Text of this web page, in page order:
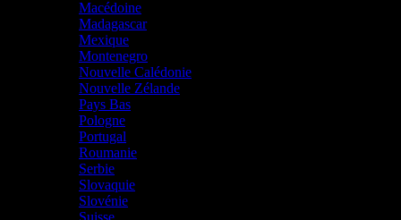
Macédoine
Madagascar
Mexique
Montenegro
Nouvelle Calédonie
Nouvelle Zélande
Pays Bas
Pologne
Portugal
Roumanie
Serbie
Slovaquie
Slovénie
Suisse